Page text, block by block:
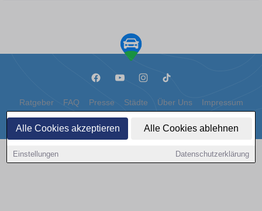
Alle Cookies akzeptieren Alle Cookies ablehnen
Einstellungen Datenschutzerklärung
Ratgeber FAQ Presse Städte Über Uns Impressum
Datenschutz Cookies
Copyright © 2000 - 2026 | 1A Infosysteme GmbH | Content by: 1a-sites-autos